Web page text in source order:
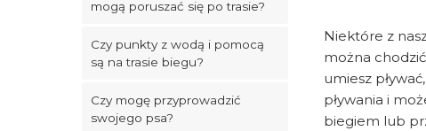
mogą poruszać się po trasie?
Czy punkty z wodą i pomocą
są na trasie biegu?
Czy mogę przyprowadzić
swojego psa?
Niektóre z
można
umiesz
pływania i
biegiem lub